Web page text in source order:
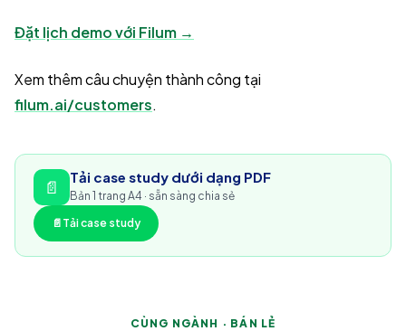
Đặt lịch demo với Filum →
Xem thêm câu chuyện thành công tại
filum.ai/customers.
📄 Tải case study dưới dạng PDF
Bản 1 trang A4 · sẵn sàng chia sẻ
📄 Tải case study
CÙNG NGÀNH · BÁN LẺ